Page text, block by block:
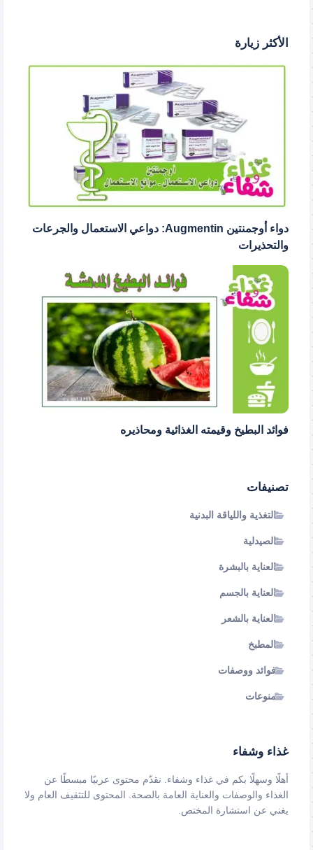
الأكثر زيارة
دواء أوجمنتين Augmentin: دواعي الاستعمال والجرعات
والتحذيرات
فوائد البطيخ وقيمته الغذائية ومحاذيره
تصنيفات
التغذية واللياقة البدنية
الصيدلية
العناية بالبشرة
العناية بالجسم
العناية بالشعر
المطبخ
فوائد ووصفات
منوعات
غذاء وشفاء
أهلًا وسهلًا بكم في غذاء وشفاء. نقدّم محتوى عربيًا مبسطًا عن
الغذاء والوصفات والعناية العامة بالصحة. المحتوى للتثقيف العام ولا
يغني عن استشارة المختص.